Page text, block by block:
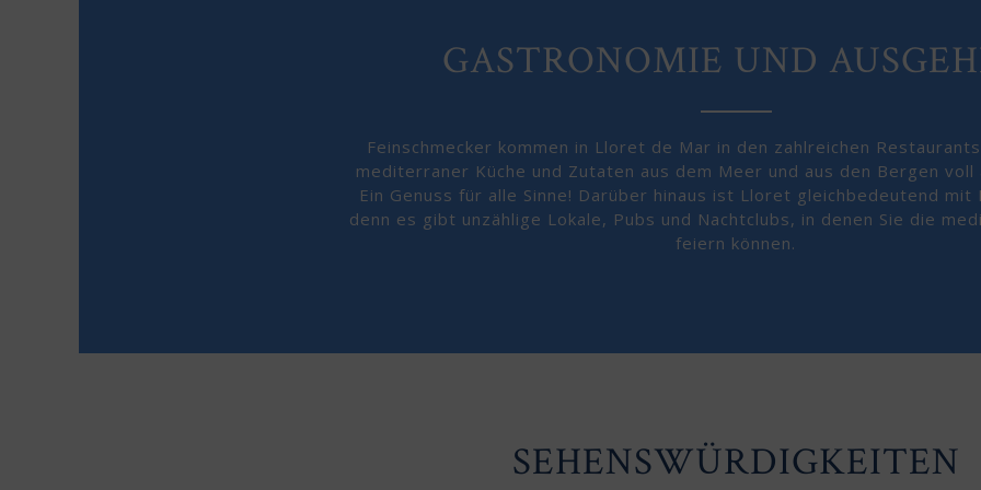
GASTRONOMIE UND
Feinschmecker kommen in Lloret de Mar in den zahlreichen
mediterraner Küche und Zutaten aus dem Meer und aus den Bergen
Ein Genuss für alle Sinne! Darüber hinaus ist Lloret gleichbedeutend mit
denn es gibt unzählige Lokale, Pubs und Nachtclubs, in denen Sie die
feiern können.
SEHENSWÜRDIGKEITEN